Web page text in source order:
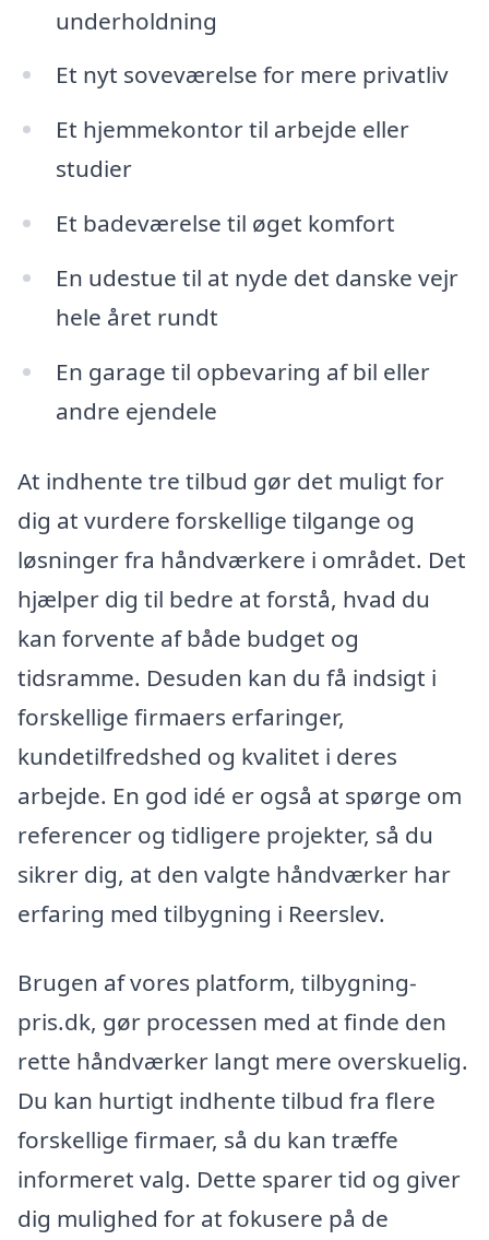
underholdning
Et nyt soveværelse for mere privatliv
Et hjemmekontor til arbejde eller
studier
Et badeværelse til øget komfort
En udestue til at nyde det danske vejr
hele året rundt
En garage til opbevaring af bil eller
andre ejendele
At indhente tre tilbud gør det muligt for
dig at vurdere forskellige tilgange og
løsninger fra håndværkere i området. Det
hjælper dig til bedre at forstå, hvad du
kan forvente af både budget og
tidsramme. Desuden kan du få indsigt i
forskellige firmaers erfaringer,
kundetilfredshed og kvalitet i deres
arbejde. En god idé er også at spørge om
referencer og tidligere projekter, så du
sikrer dig, at den valgte håndværker har
erfaring med tilbygning i Reerslev.
Brugen af vores platform, tilbygning-
pris.dk, gør processen med at finde den
rette håndværker langt mere overskuelig.
Du kan hurtigt indhente tilbud fra flere
forskellige firmaer, så du kan træffe
informeret valg. Dette sparer tid og giver
dig mulighed for at fokusere på de